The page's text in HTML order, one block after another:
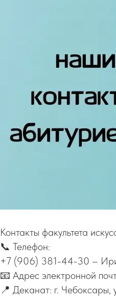
Контакты факультета
📞 Телефон:
+7 (906) 381-44-30 –
📧️ Адрес электронной
📍 Деканат: г. Чебоксары,